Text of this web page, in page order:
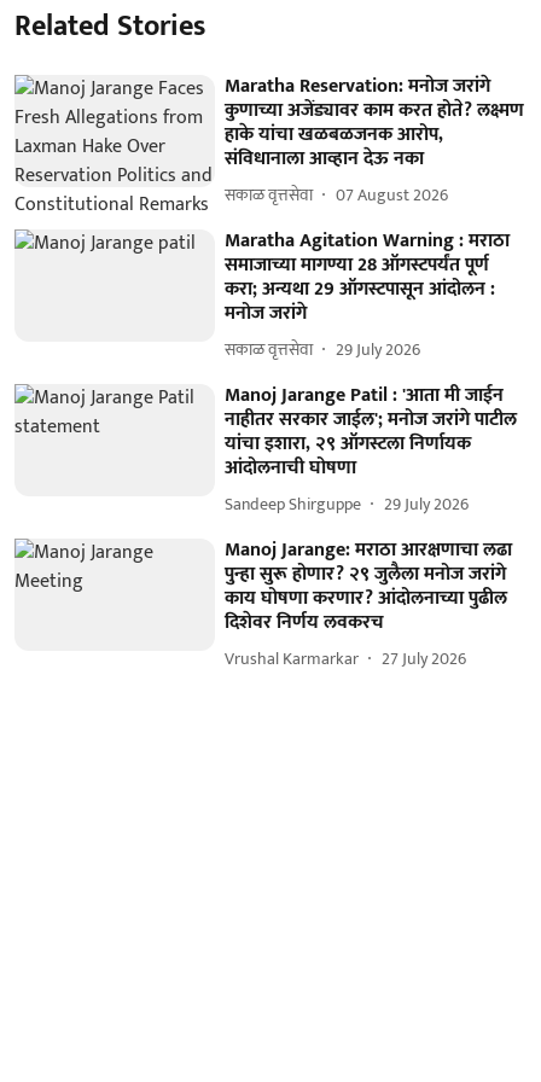
Related Stories
Maratha Reservation: मनोज जरांगे
कुणाच्या अजेंड्यावर काम करत होते? लक्ष्मण
हाके यांचा खळबळजनक आरोप,
संविधानाला आव्हान देऊ नका
सकाळ वृत्तसेवा 07 August 2026
Maratha Agitation Warning : मराठा
समाजाच्या मागण्या 28 ऑगस्टपर्यंत पूर्ण
करा; अन्यथा 29 ऑगस्टपासून आंदोलन :
मनोज जरांगे
सकाळ वृत्तसेवा 29 July 2026
Manoj Jarange Patil : 'आता मी जाईन
नाहीतर सरकार जाईल'; मनोज जरांगे पाटील
यांचा इशारा, २९ ऑगस्टला निर्णायक
आंदोलनाची घोषणा
Sandeep Shirguppe 29 July 2026
Manoj Jarange: मराठा आरक्षणाचा लढा
पुन्हा सुरू होणार? २९ जुलैला मनोज जरांगे
काय घोषणा करणार? आंदोलनाच्या पुढील
दिशेवर निर्णय लवकरच
Vrushal Karmarkar 27 July 2026